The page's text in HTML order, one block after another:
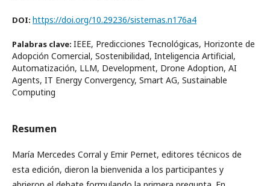
DOI: https://doi.org/10.29236/sistemas.n176a4
Palabras clave: IEEE, Predicciones Tecnológicas, Horizonte de
Adopción Comercial, Sostenibilidad, Inteligencia Artificial,
Automatización, LLM, Development, Drone Adoption, AI
Agents, IT Energy Convergency, Smart AG, Sustainable
Computing
Resumen
María Mercedes Corral y Emir Pernet, editores técnicos de
esta edición, dieron la bienvenida a los participantes y